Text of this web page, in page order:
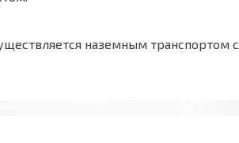
наземным транспортом с